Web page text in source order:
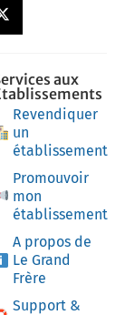
aux
Revendiquer
un
établissement
Promouvoir
mon
établissement
A propos de
Le Grand
Frère
Support &